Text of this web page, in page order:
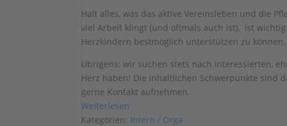
Halt alles, was das aktive Vereinsleben und die
viel Arbeit klingt (und oftmals auch ist), ist
Herzkindern bestmöglich unterstützen zu können.
Übrigens: wir suchen stets nach interessierten,
Herz haben! Die inhaltlichen Schwerpunkte sind
gerne Kontakt aufnehmen.
Weiterlesen
Kategorien: Intern / Orga